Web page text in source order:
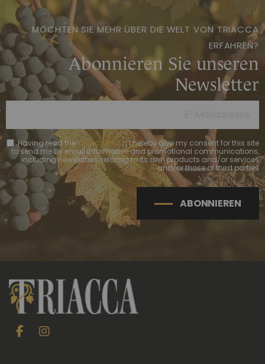
MÖCHTEN SIE MEHR ÜBER DIE WELT VON TRIACCA
ERFAHREN?
Abonnieren Sie unseren
Newsletter
Having read thePrivacy Policy, I hereby give my consent for this site
to send me by email informative and promotional communications,
including newsletters, relating to its own products and/or services
and/or those of third parties
ABONNIEREN